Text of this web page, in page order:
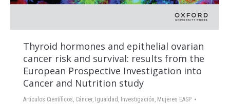
Thyroid hormones and epithelial ovarian
cancer risk and survival: results from the
European Prospective Investigation into
Cancer and Nutrition study
Artículos Científicos, Cáncer, Igualdad , Investigación, Mujeres EASP